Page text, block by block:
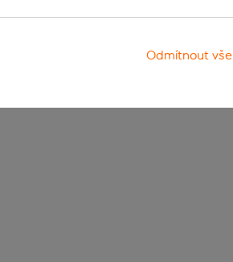
Odmítnout vše